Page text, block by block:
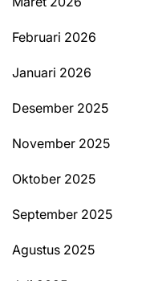
Februari 2026
Januari 2026
Desember 2025
November 2025
Oktober 2025
September 2025
Agustus 2025